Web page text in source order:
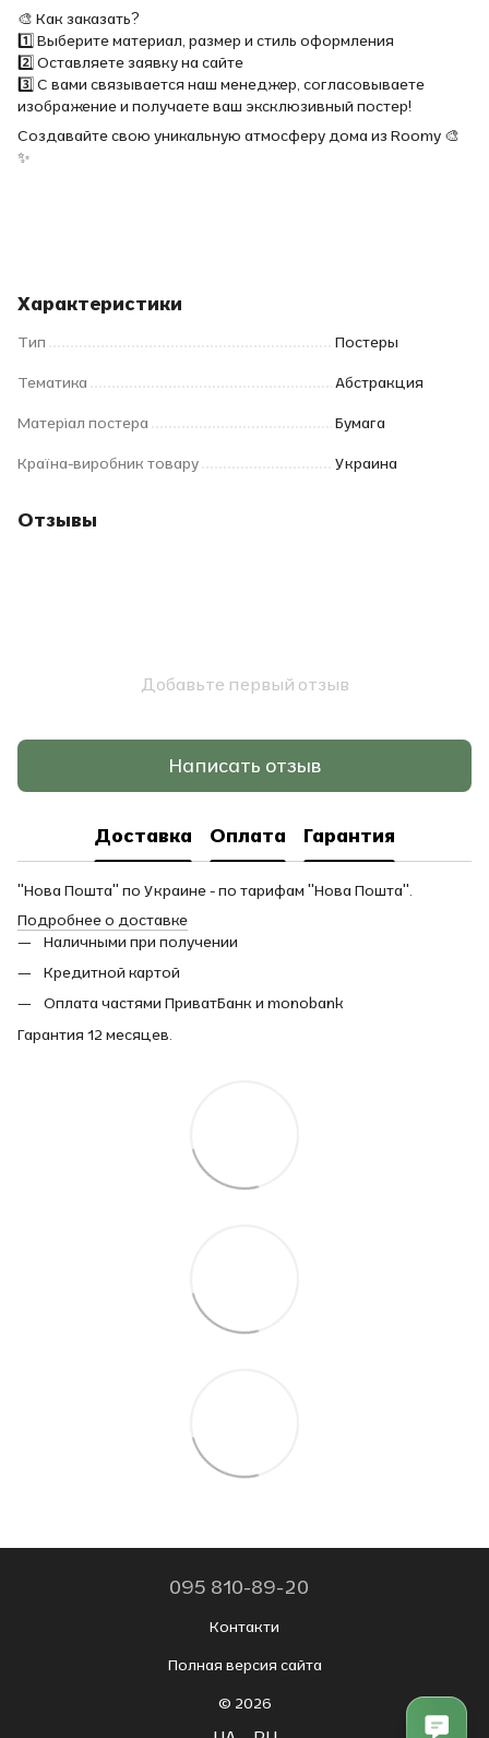
🎨 Как заказать?
1️⃣ Выберите материал, размер и стиль оформления
2️⃣ Оставляете заявку на сайте
3️⃣ С вами связывается наш менеджер, согласовываете
изображение и получаете ваш эксклюзивный постер!
Создавайте свою уникальную атмосферу дома из Roomy 🎨
✨
Характеристики
Тип Постеры
Тематика Абстракция
Матеріал постера Бумага
Країна-виробник товару Украина
Отзывы
Добавьте первый отзыв
Написать отзыв
Доставка Оплата Гарантия
"Нова Пошта" по Украине - по тарифам "Нова Пошта".
Подробнее о доставке
Наличными при получении
Кредитной картой
Оплата частями ПриватБанк и monobank
Гарантия 12 месяцев.
095 810-89-20
Контакти
Полная версия сайта
© 2026